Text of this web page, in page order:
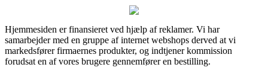
Hjemmesiden er finansieret ved hjælp af reklamer. Vi har
samarbejder med en gruppe af internet webshops derved at vi
markedsfører firmaernes produkter, og indtjener kommission
forudsat en af vores brugere gennemfører en bestilling.